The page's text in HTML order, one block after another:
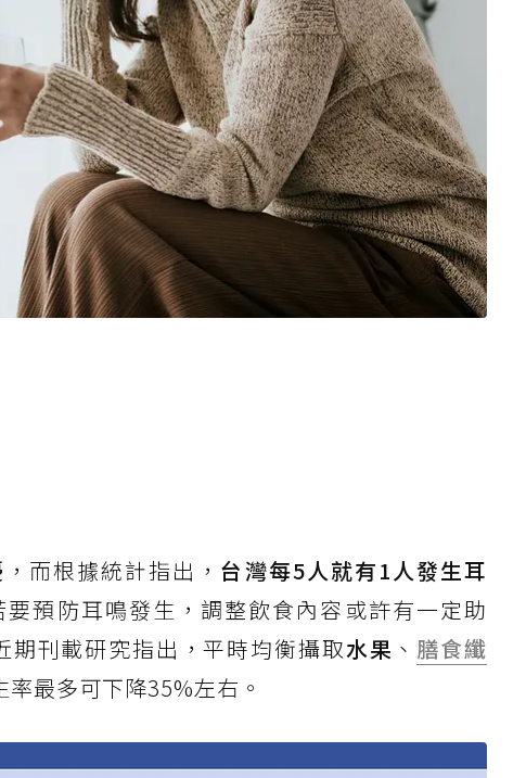
，而根據統計指出， 台灣每5人就有1人發生耳
要預防耳鳴發生，調整飲食內容或許有一定助
刊載研究指出，平時均衡攝取水果 、 膳食纖
最多可下降35%左右。